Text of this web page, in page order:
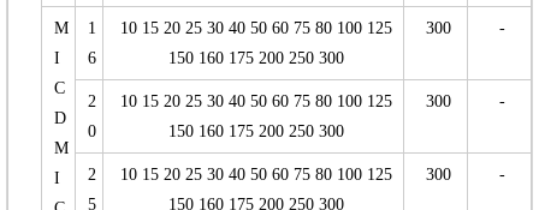
M
I
C
D
M
I
1
6
10 15 20 25 30 40 50 60 75 80 100 125
150 160 175 200 250 300
300 -
2
0
10 15 20 25 30 40 50 60 75 80 100 125
150 160 175 200 250 300
300 -
2
5
10 15 20 25 30 40 50 60 75 80 100 125
150 160 175 200 250 300
300 -